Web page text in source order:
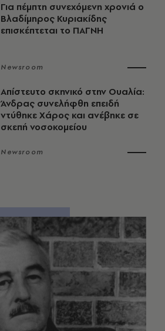
Για πέμπτη συνεχόμενη χρονιά ο
Βλαδίμηρος Κυριακίδης
επισκέπτεται το ΠΑΓΝΗ
Newsroom
Απίστευτο σκηνικό στην Ουαλία:
Άνδρας συνελήφθη επειδή
ντύθηκε Χάρος και ανέβηκε σε
σκεπή νοσοκομείου
Newsroom